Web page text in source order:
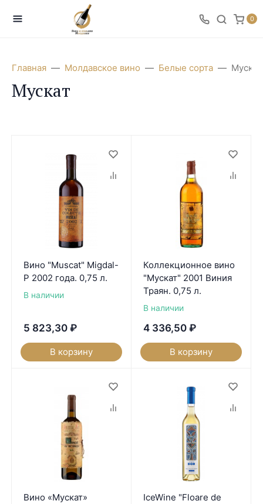
0
Главная Молдавское вино Белые сорта Мускат
Мускат
Вино "Muscat" Migdal-
P 2002 года. 0,75 л.
В наличии
5 823,30 ₽
В корзину
Коллекционное вино
"Мускат" 2001 Виния
Траян. 0,75 л.
В наличии
4 336,50 ₽
В корзину
Вино «Мускат»
IceWine "Floare de